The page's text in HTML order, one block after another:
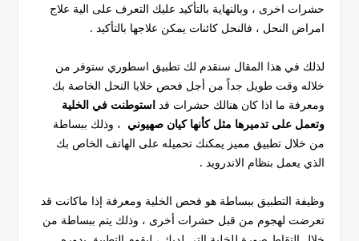
حشرات اخرى ، وبالنهاية بالتأكيد عليك التعرف على الية علاج
امراض النحل ، فالنحل كائنات يمكن علاجها بالتأكيد .
لذلك في هذا المقال سنقدم لك تطبيق اسطوري ستوفر من
خلاله وقت طويل جداً من أجل فحص خلايا النحل الخاصة بك
ومعرفة ما اذا كان هنالك حشرات قداستوطنت في الخلية
وتعمل على تدميرها مثل كأنها كيان صهيوني ، وذلك ببساطة
من خلال تطبيق مميز يمكنك تحميله على الهاتف الخاص بك
الذي يعمل بنظام الاندرويد .
وظيفة التطبيق ببساطة هو فحص الخلية ومعرفة إذا ماكانت قد
تعرضت لهجوم من قبل حشرات أخرى ، وذلك يتم ببساطة من